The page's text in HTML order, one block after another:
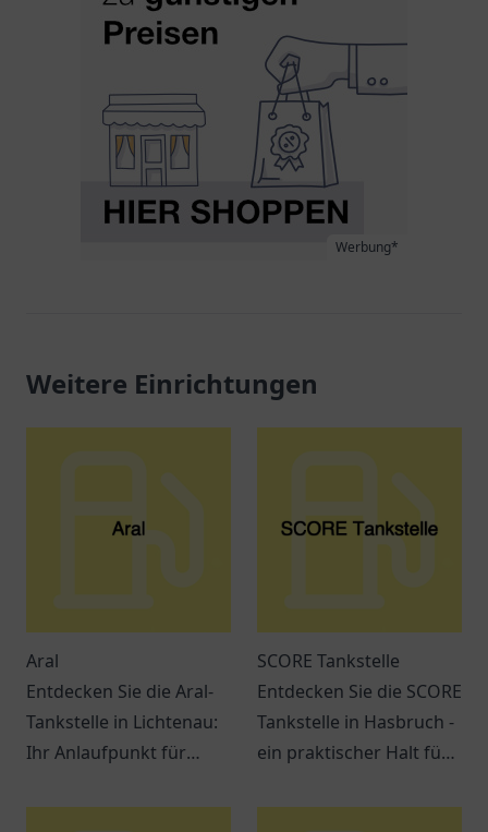
Werbung*
Weitere Einrichtungen
Aral
Entdecken Sie die Aral-
Tankstelle in Lichtenau:
Ihr Anlaufpunkt für
Ein Ort für
SCORE Tankstelle
Entdecken Sie die SCORE
Tankstelle in Hasbruch -
ein praktischer Halt für
freundlichen Service.